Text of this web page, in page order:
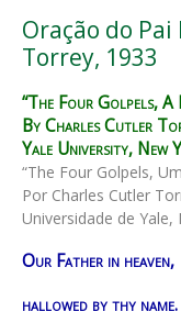
Oração do Pai
Torrey, 1933
“The Four Golpels,
By Charles Cutler
Yale University, New
“The Four Golpels,
Por Charles Cutler
Universidade de Yale,
Our Father in heaven,
hallowed by thy name.